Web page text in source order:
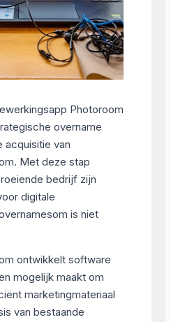
Photoroom
overname
acquisitie van
Met deze stap
bedrijf zijn
digitale
is niet
ontwikkelt software
mogelijk maakt om
marketingmateriaal
van bestaande